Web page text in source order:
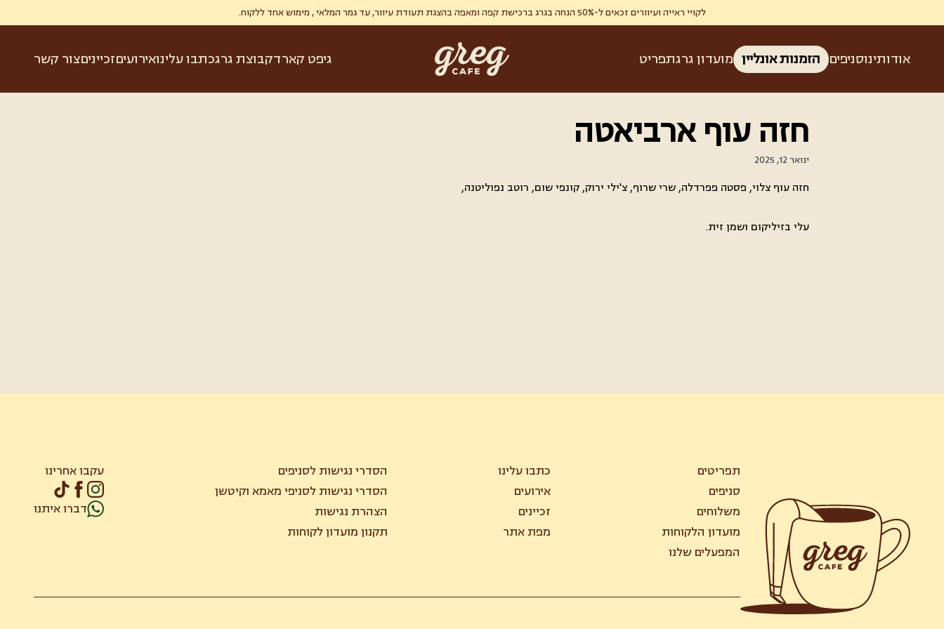
לקויי ראייה ועיוורים זכאים ל-50% הנחה בגרג ברכישת קפה ומאפה בהצגת תעודת עיוור, עד גמר המלאי , מימוש אחד ללקוח.
אודותינוסניפים הזמנות אונליין מועדון גרגתפריט גיפט קארדקבוצת גרגכתבו עלינואירועיםזכייניםצור קשר
חזה עוף ארביאטה
ינואר 12, 2025
חזה עוף צלוי, פסטה פפרדלה, שרי שרוף, צ'ילי ירוק, קונפי שום, רוטב נפוליטנה,
עלי בזיליקום ושמן זית.
תפריטים
סניפים
משלוחים
מועדון הלקוחות
המפעלים שלנו
כתבו עלינו
אירועים
זכיינים
מפת אתר
הסדרי נגישות לסניפים
הסדרי נגישות לסניפי מאמא וקיטשן
הצהרת נגישות
תקנון מועדון לקוחות
עקבו אחרינו
דברו איתנו